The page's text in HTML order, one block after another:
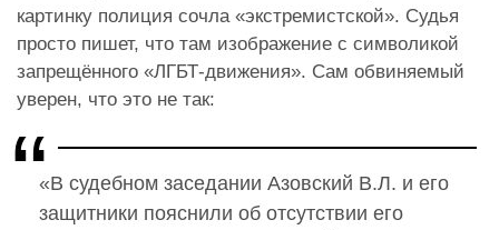
картинку полиция сочла «экстремистской». Судья
просто пишет, что там изображение с символикой
запрещённого «ЛГБТ-движения». Сам обвиняемый
уверен, что это не так:
«В судебном заседании Азовский В.Л. и его
защитники пояснили об отсутствии его